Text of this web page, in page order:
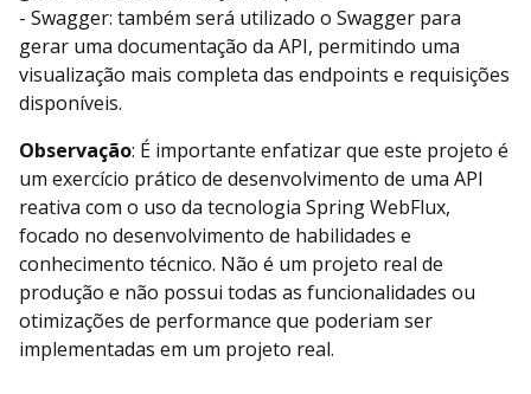
- Swagger: também será utilizado o Swagger para
gerar uma documentação da API, permitindo uma
visualização mais completa das endpoints e requisições
disponíveis.
Observação: É importante enfatizar que este projeto é
um exercício prático de desenvolvimento de uma API
reativa com o uso da tecnologia Spring WebFlux,
focado no desenvolvimento de habilidades e
conhecimento técnico. Não é um projeto real de
produção e não possui todas as funcionalidades ou
otimizações de performance que poderiam ser
implementadas em um projeto real.